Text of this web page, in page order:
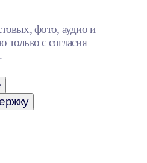
фото, аудио и
только с согласия